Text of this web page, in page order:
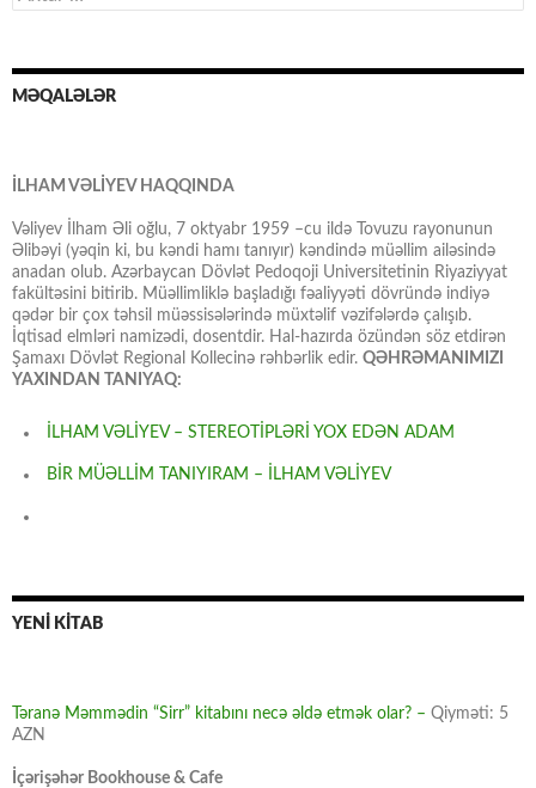
MƏQALƏLƏR
İLHAM VƏLİYEV HAQQINDA
Vəliyev İlham Əli oğlu, 7 oktyabr 1959 –cu ildə Tovuzu rayonunun
Əlibəyi (yəqin ki, bu kəndi hamı tanıyır) kəndində müəllim ailəsində
anadan olub. Azərbaycan Dövlət Pedoqoji Universitetinin Riyaziyyat
fakültəsini bitirib. Müəllimliklə başladığı fəaliyyəti dövründə indiyə
qədər bir çox təhsil müəssisələrində müxtəlif vəzifələrdə çalışıb.
İqtisad elmləri namizədi, dosentdir. Hal-hazırda özündən söz etdirən
Şamaxı Dövlət Regional Kollecinə rəhbərlik edir. QƏHRƏMANIMIZI
YAXINDAN TANIYAQ:
İLHAM VƏLİYEV – STEREOTİPLƏRİ YOX EDƏN ADAM
BİR MÜƏLLİM TANIYIRAM – İLHAM VƏLİYEV
YENİ KİTAB
Təranə Məmmədin “Sirr” kitabını necə əldə etmək olar? – Qiyməti: 5
AZN
İçərişəhər Bookhouse & Cafe